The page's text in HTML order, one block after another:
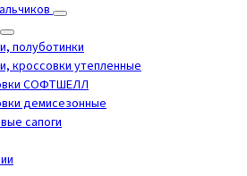
полуботинки
кроссовки утепленные
СОФТШЕЛЛ
демисезонные
сапоги